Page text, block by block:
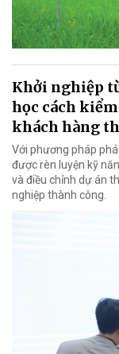
Khởi nghiệp
học cách
khách hàng
Với phương pháp
được rèn luyện kỹ
và điều chỉnh dự án
nghiệp thành công.